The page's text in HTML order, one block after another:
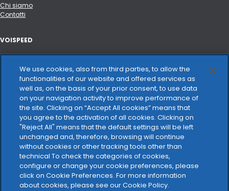
Chi siamo
Contatti
VOISPEED
Portale API e integrazioni
Hardware certificato
Changelog
VOCE E CONNETTIVITÀ
Trasparenza tariffaria
NOTE LEGALI
Privacy Policy
Cookie Policy
Carta dei servizi
We use cookies, also from third parties, to allow the
functionalities of our website and offered services as
well as, on the basis of your prior consent, to use data
on your navigation activity to improve performance of
the site. Clicking on “Accept All cookies” means that
you agree to the activation of all cookies. Clicking on
"Reject All" means that the default settings will be left
unchanged and, therefore, browsing will continue
without cookies or other tracking tools other than
technical To check the categories of cookies,
configure or change your cookie preferences, please
click on Cookie Preferences. For more information
about cookies, please see our Cookie Policy.